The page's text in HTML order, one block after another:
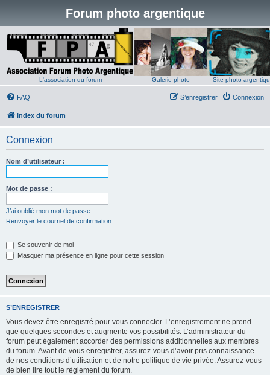
Forum photo argentique
L'association du forum Galerie photo Site photo
FAQ Connexion
S’enregistrer
Index du forum
Connexion
Nom d’utilisateur :
Mot de passe :
J’ai oublié mon mot de passe
Renvoyer le courriel de confirmation
Se souvenir de moi
Masquer ma présence en ligne pour cette session
S’ENREGISTRER
Vous devez être enregistré pour vous connecter. L’enregistrement ne prend
que quelques secondes et augmente vos possibilités. L’administrateur du
forum peut également accorder des permissions additionnelles aux membres
du forum. Avant de vous enregistrer, assurez-vous d’avoir pris connaissance
de nos conditions d’utilisation et de notre politique de vie privée. Assurez-vous
de bien lire tout le règlement du forum.